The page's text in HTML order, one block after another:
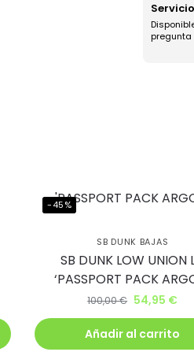
pregunta
-45%
SB DUNK BAJAS
SB DUNK LOW UNION
‘PASSPORT PACK
100,00€ 54,95 €
Añadir al carrito